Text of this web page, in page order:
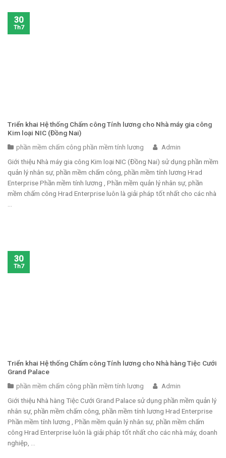
Triển khai Hệ thống Chấm công Tính lương cho Nhà máy gia công
Kim loại NIC (Đồng Nai)
phần mềm chấm công phần mềm tính lương Admin
Giới thiệu Nhà máy gia công Kim loại NIC (Đồng Nai) sử dụng phần mềm
quản lý nhân sự, phần mềm chấm công, phần mềm tính lương Hrad
Enterprise Phần mềm tính lương , Phần mềm quản lý nhân sự, phần
mềm chấm công Hrad Enterprise luôn là giải pháp tốt nhất cho các nhà
...
30
Th7
Triển khai Hệ thống Chấm công Tính lương cho Nhà hàng Tiệc Cưới
Grand Palace
phần mềm chấm công phần mềm tính lương Admin
Giới thiệu Nhà hàng Tiệc Cưới Grand Palace sử dụng phần mềm quản lý
nhân sự, phần mềm chấm công, phần mềm tính lương Hrad Enterprise
Phần mềm tính lương , Phần mềm quản lý nhân sự, phần mềm chấm
công Hrad Enterprise luôn là giải pháp tốt nhất cho các nhà máy, doanh
nghiệp, ...
30
Th7